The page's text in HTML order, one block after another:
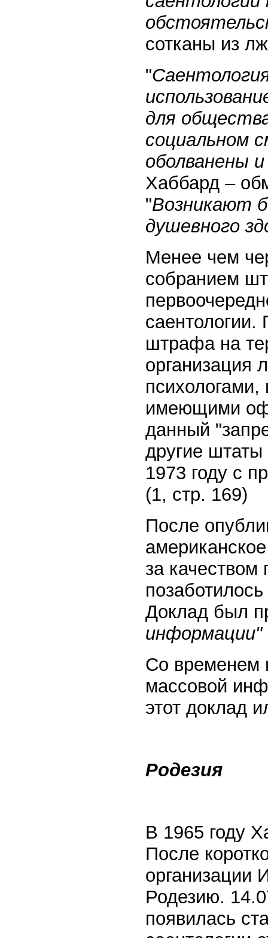
сотканы из
"
для
социальном
оболванены
Хаббард –
"Возникают
душевного
Менее чем
собранием
саентологии.
штрафа на
организация
имеющими
данный
другие
1973 году с
(1, стр. 169)
После
за
Доклад был
информации"
Со временем
массовой
этот доклад
Родезия
В 1965 году
После
организации
Родезию.
появилась